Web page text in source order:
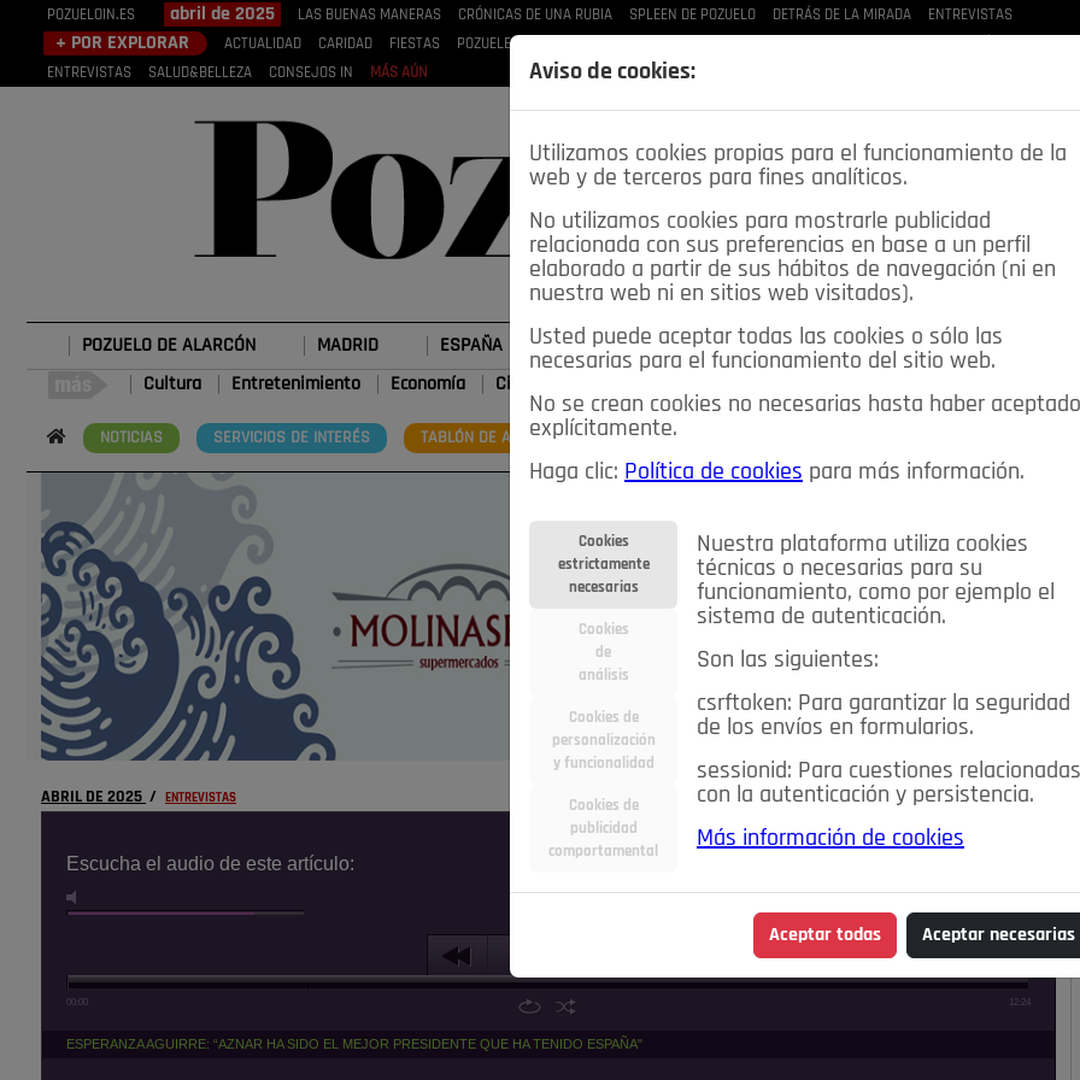
POZUELOIN.ES abril de 2025 LAS BUENAS MANERAS CRÓNICAS DE UNA RUBIA SPLEEN DE POZUELO DETRÁS DE LA MIRADA ENTREVISTAS
+ POR EXPLORAR ACTUALIDAD CARIDAD FIESTAS POZUELEROS
ENTREVISTAS
SALUD&BELLEZA CONSEJOS IN MÁS AÚN
POZUELO DE ALARCÓN MADRID ESPAÑA DEPORTES OPINIÓN IN SALUD 🔴 EN DIRECTO
Cultura Entretenimiento Economía Ciencia&Tecnología
NOTICIAS SERVICIOS DE INTERÉS TABLÓN DE ANUNCIOS MIS ANUNCIOS
ABRIL DE 2025 / ENTREVISTAS
Escucha el audio de este artículo:
00:00 12:24
ESPERANZA AGUIRRE: “AZNAR HA SIDO EL MEJOR PRESIDENTE QUE HA TENIDO ESPAÑA"
Aviso de cookies:
Utilizamos cookies propias para el funcionamiento de la
web y de terceros para fines analíticos.
No utilizamos cookies para mostrarle publicidad
relacionada con sus preferencias en base a un perfil
elaborado a partir de sus hábitos de navegación (ni en
nuestra web ni en sitios web visitados).
Usted puede aceptar todas las cookies o sólo las
necesarias para el funcionamiento del sitio web.
No se crean cookies no necesarias hasta haber aceptado
explícitamente.
Haga clic: Política de cookies para más información.
Cookies
estrictamente
necesarias
Cookies
de
análisis
Cookies de
personalización
y funcionalidad
Cookies de
publicidad
comportamental
Nuestra plataforma utiliza cookies
técnicas o necesarias para su
funcionamiento, como por ejemplo el
sistema de autenticación.
Son las siguientes:
csrftoken: Para garantizar la seguridad
de los envíos en formularios.
sessionid: Para cuestiones relacionadas
con la autenticación y persistencia.
Más información de cookies
Aceptar todas Aceptar necesarias